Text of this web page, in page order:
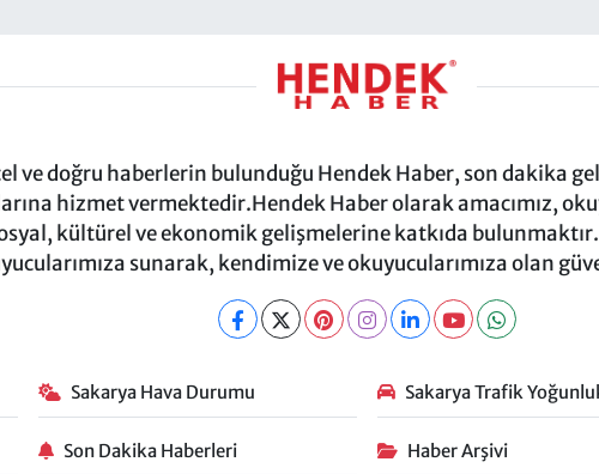
ve doğru haberlerin bulunduğu Hendek Haber, son dakika
hizmet vermektedir.Hendek Haber olarak amacımız,
kültürel ve ekonomik gelişmelerine katkıda
sunarak, kendimize ve okuyucularımıza olan
Sakarya Hava Durumu Sakarya Trafik
Son Dakika Haberleri Haber Arşivi